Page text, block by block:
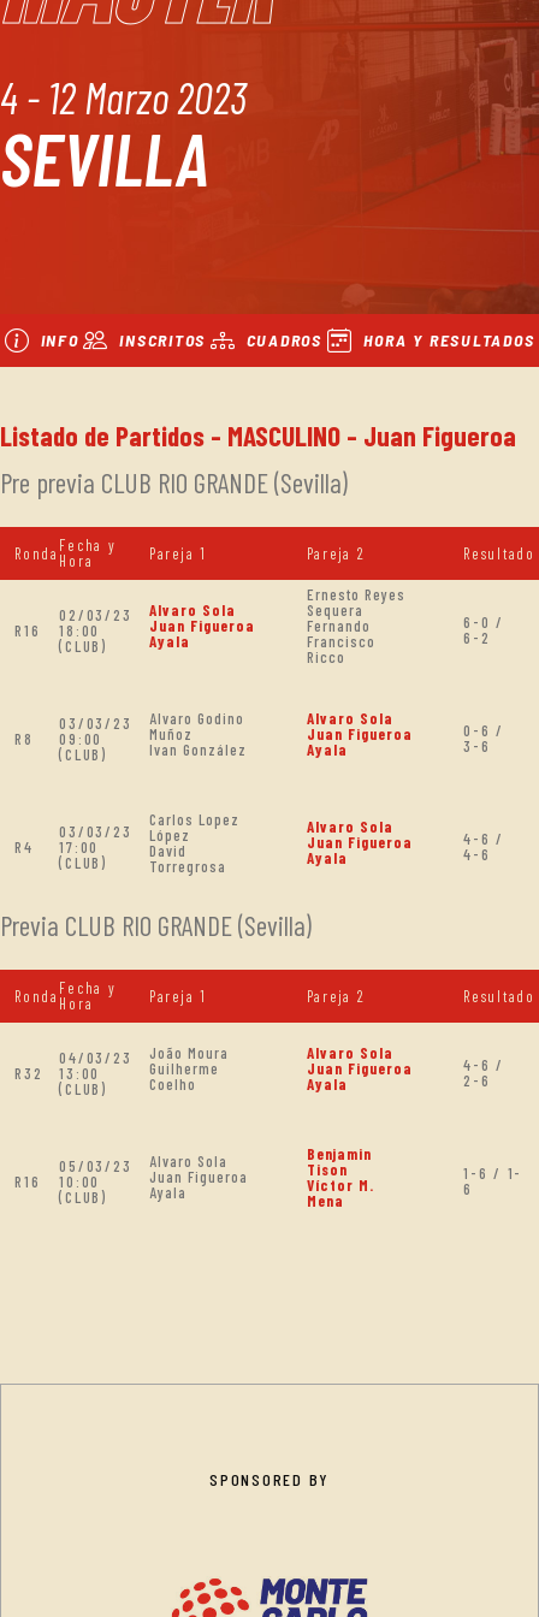
4 - 12 Marzo 2023
SEVILLA
INFO INSCRITOS CUADROS HORA Y RESULTADOS
Listado de Partidos - MASCULINO - Juan Figueroa
Pre previa CLUB RIO GRANDE (Sevilla)
Ronda Fecha y
Hora
Pareja 1 Pareja 2 Resultado
R16
02/03/23
18:00
(CLUB)
Alvaro Sola
Juan Figueroa
Ayala
Ernesto Reyes
Sequera
Fernando
Francisco
Ricco
6-0 /
6-2
R8
03/03/23
09:00
(CLUB)
Alvaro Godino
Muñoz
Ivan González
Alvaro Sola
Juan Figueroa
Ayala
0-6 /
3-6
R4
03/03/23
17:00
(CLUB)
Carlos Lopez
López
David
Torregrosa
Alvaro Sola
Juan Figueroa
Ayala
4-6 /
4-6
Previa CLUB RIO GRANDE (Sevilla)
Ronda Fecha y
Hora
Pareja 1 Pareja 2 Resultado
R32
04/03/23
13:00
(CLUB)
João Moura
Guilherme
Coelho
Alvaro Sola
Juan Figueroa
Ayala
4-6 /
2-6
R16
05/03/23
10:00
(CLUB)
Alvaro Sola
Juan Figueroa
Ayala
Benjamin
Tison
Víctor M.
Mena
1-6 / 1-
6
SPONSORED BY